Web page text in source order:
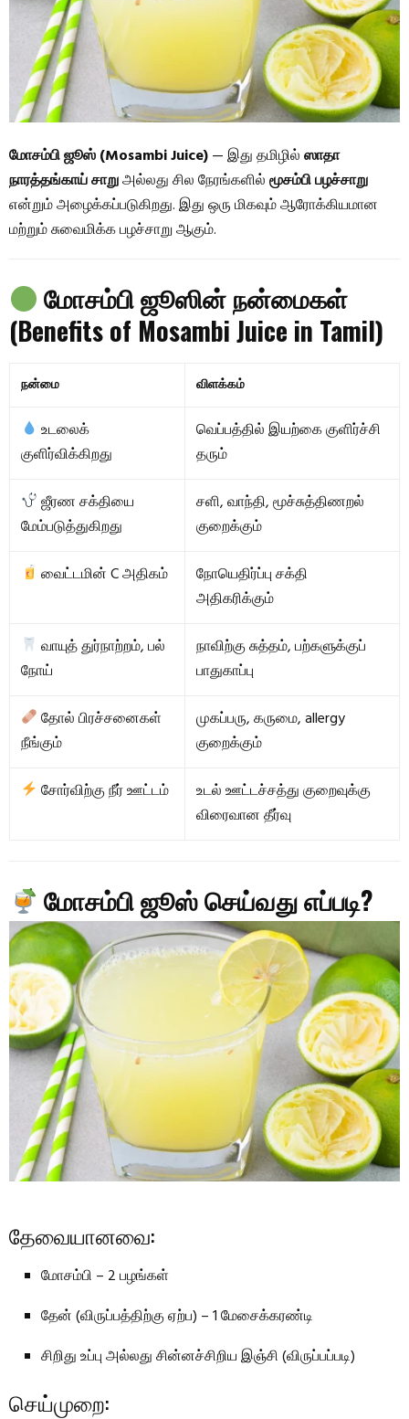
மோசம்பி ஜூஸ் (Mosambi Juice)— இது தமிழில்ஸாதா
நாரத்தங்காய் சாறுஅல்லது சில நேரங்களில்மூசம்பி பழச்சாறு
என்றும் அழைக்கப்படுகிறது. இது ஒரு மிகவும் ஆரோக்கியமான
மற்றும் சுவைமிக்க பழச்சாறு ஆகும்.
மோசம்பி ஜூஸின் நன்மைகள்
(Benefits of Mosambi Juice in Tamil)
நன்மை விளக்கம்
உடலைக்
குளிர்விக்கிறது
வெப்பத்தில் இயற்கை குளிர்ச்சி
தரும்
ஜீரண சக்தியை
மேம்படுத்துகிறது
சளி, வாந்தி, மூச்சுத்திணறல்
குறைக்கும்
வைட்டமின் C அதிகம்
நோயெதிர்ப்பு சக்தி
அதிகரிக்கும்
வாயுத் துர்நாற்றம், பல்
நோய்
நாவிற்கு சுத்தம், பற்களுக்குப்
பாதுகாப்பு
தோல் பிரச்சனைகள்
நீங்கும்
முகப்பரு, கருமை, allergy
குறைக்கும்
சோர்விற்கு நீர் ஊட்டம்
உடல் ஊட்டச்சத்து குறைவுக்கு
விரைவான தீர்வு
மோசம்பி ஜூஸ் செய்வது எப்படி?
தேவையானவை:
மோசம்பி – 2 பழங்கள்
தேன் (விருப்பத்திற்கு ஏற்ப) – 1 மேசைக்கரண்டி
சிறிது உப்பு அல்லது சின்னச்சிறிய இஞ்சி (விருப்பப்படி)
செய்முறை: